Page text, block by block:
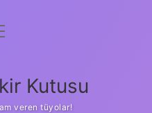
Kutusu
veren tüyolar!